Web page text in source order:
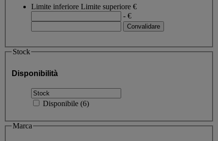
Limite inferiore Limite superiore €
- €
Stock
Disponibilità
Disponibile (6)
Marca